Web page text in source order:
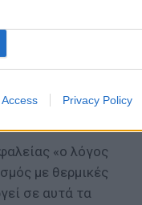
Privacy Policy
«ο λόγος
με θερμικές
σε αυτά τα